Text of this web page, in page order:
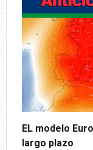
EL modelo
largo plazo